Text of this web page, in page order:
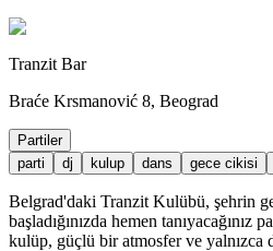
Tranzit Bar
Braće Krsmanović 8, Beograd
Partiler
parti
dj kulup dans gece cikisi
Belgrad'daki Tranzit Kulübü, şehrin
başladığınızda hemen
kulüp, güçlü bir atmosfer ve yalnızca